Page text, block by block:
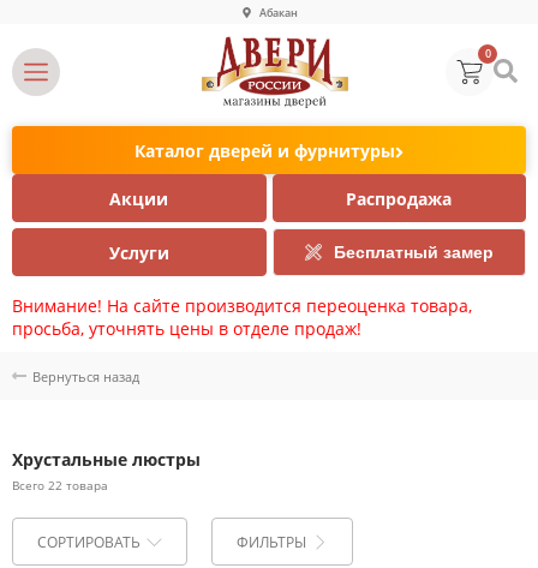
Абакан
0
Каталог дверей и фурнитуры
Акции Распродажа
Услуги Бесплатный замер
Внимание! На сайте производится переоценка товара,
просьба, уточнять цены в отделе продаж!
Вернуться назад
Хрустальные люстры
Всего 22 товара
СОРТИРОВАТЬ ФИЛЬТРЫ